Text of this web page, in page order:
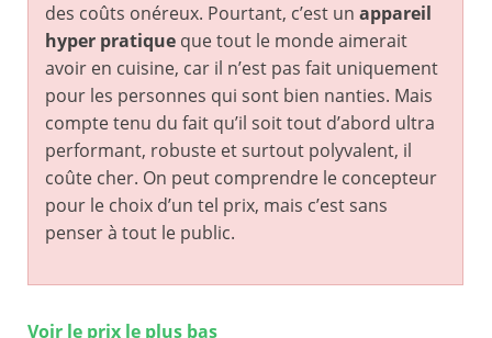
des coûts onéreux. Pourtant, c’est un appareil
hyper pratique que tout le monde aimerait
avoir en cuisine, car il n’est pas fait uniquement
pour les personnes qui sont bien nanties. Mais
compte tenu du fait qu’il soit tout d’abord ultra
performant, robuste et surtout polyvalent, il
coûte cher. On peut comprendre le concepteur
pour le choix d’un tel prix, mais c’est sans
penser à tout le public.
Voir le prix le plus bas